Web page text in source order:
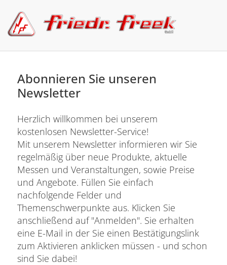
Abonnieren Sie unseren
Newsletter
Herzlich willkommen bei unserem
kostenlosen Newsletter-Service!
Mit unserem Newsletter informieren wir Sie
regelmäßig über neue Produkte, aktuelle
Messen und Veranstaltungen, sowie Preise
und Angebote. Füllen Sie einfach
nachfolgende Felder und
Themenschwerpunkte aus. Klicken Sie
anschließend auf "Anmelden". Sie erhalten
eine E-Mail in der Sie einen Bestätigungslink
zum Aktivieren anklicken müssen - und schon
sind Sie dabei!